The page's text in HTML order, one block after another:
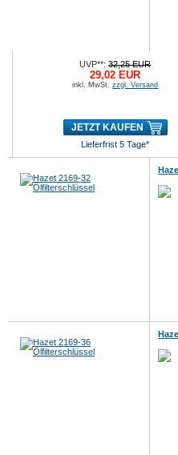
UVP**:32,25 EUR
29,02 EUR
inkl. MwSt.zzgl. Versand
JETZT KAUFEN
Lieferfrist 5 Tage*